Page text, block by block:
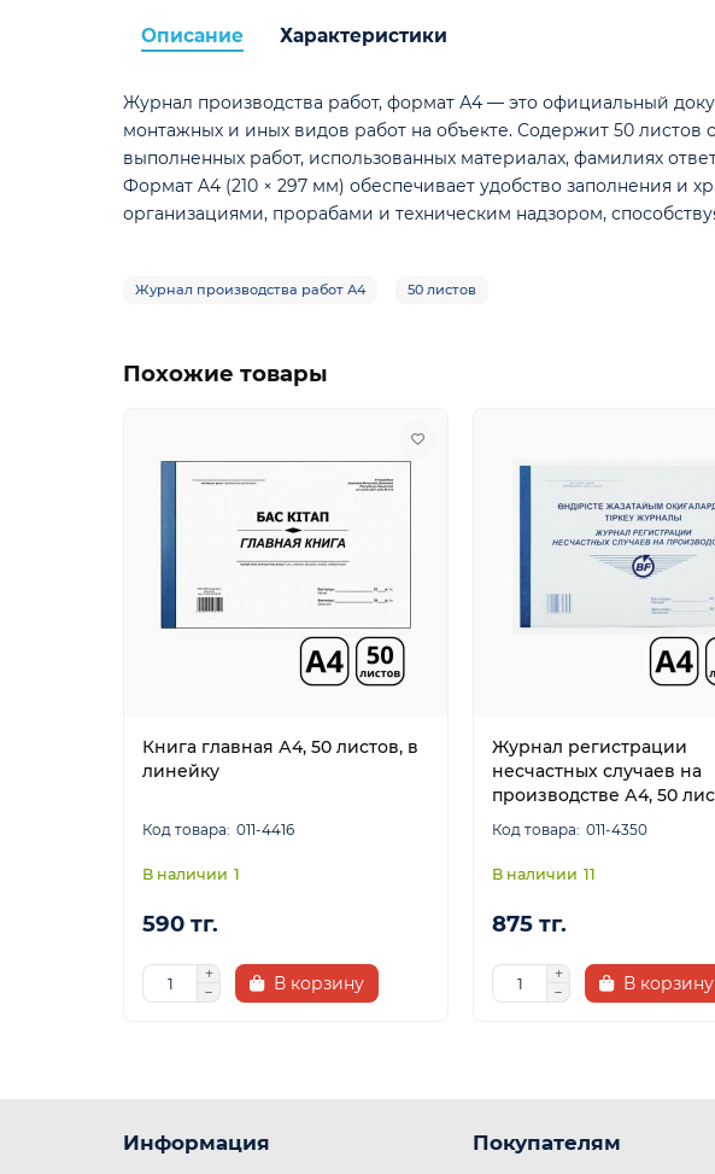
Описание Характеристики
Журнал производства работ, формат А4 — это официальный
монтажных и иных видов работ на объекте. Содержит 50
выполненных работ, использованных материалах, фамилиях
Формат A4 (210 × 297 мм) обеспечивает удобство заполнения и
организациями, прорабами и техническим надзором,
Журнал производства работ А4 50 листов
Похожие товары
Книга главная А4, 50 листов, в
линейку
011-4416
1
590 тг.
В корзину
Журнал регистрации
несчастных случаев на
производстве А4, 50
011-4350
11
875 тг.
В корзину
Информация Покупателям